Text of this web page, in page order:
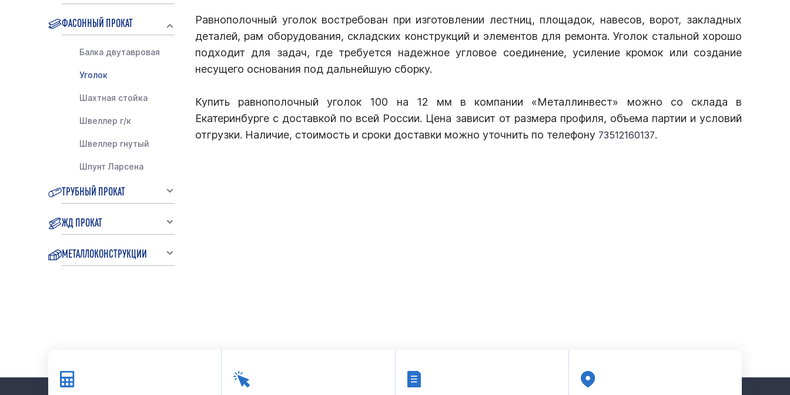
ФАСОННЫЙ ПРОКАТ
Балка двутавровая
Уголок
Шахтная стойка
Швеллер г/к
Швеллер гнутый
Шпунт Ларсена
ТРУБНЫЙ ПРОКАТ
ЖД ПРОКАТ
МЕТАЛЛОКОНСТРУКЦИИ
Равнополочный уголок востребован при изготовлении лестниц, площадок, навесов, ворот, закладных
деталей, рам оборудования, складских конструкций и элементов для ремонта. Уголок стальной хорошо
подходит для задач, где требуется надежное угловое соединение, усиление кромок или создание
несущего основания под дальнейшую сборку.
Купить равнополочный уголок 100 на 12 мм в компании «Металлинвест» можно со склада в
Екатеринбурге с доставкой по всей России. Цена зависит от размера профиля, объема партии и условий
отгрузки. Наличие, стоимость и сроки доставки можно уточнить по телефону 73512160137.